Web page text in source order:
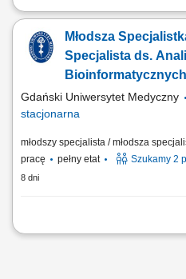
Zakres obowiązków:
rejestracyjnych zgodnie z przyjętą
współpraca z partnerami
firmy, kontrola poprawności formalnej...
Młodsza
Specjalista ds.
Bioinformatycznych
Gdański Uniwersytet Medyczny
stacjonarna
młodszy specjalista / młodsza
pracę
pełny etat Szukamy 2
8 dni
w ramach realizowanego projektu pt.